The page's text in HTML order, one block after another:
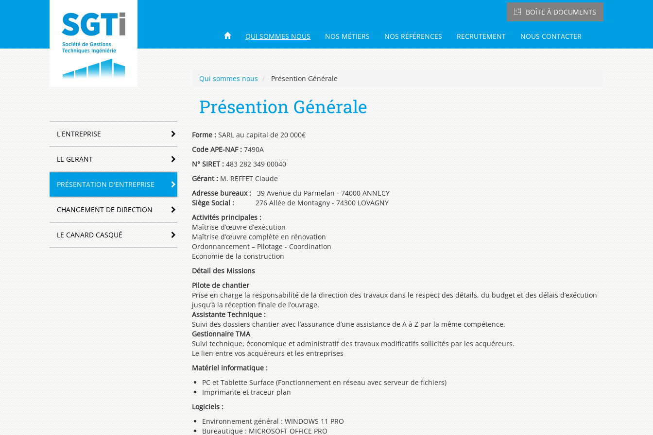
sgti BOÎTE À DOCUMENTS
Navigation
principale
QUI SOMMES NOUS NOS MÉTIERS NOS RÉFÉRENCES RECRUTEMENT NOUS CONTACTER
Navigation
principale
L'ENTREPRISE
LE GERANT
PRÉSENTATION D'ENTREPRISE
CHANGEMENT DE DIRECTION
LE CANARD CASQUÉ
Qui sommes nous Présention Générale
Présention Générale
Forme :SARL au capital de 20 000€
Code APE-NAF :7490A
N° SIRET :483 282 349 00040
Gérant :M. REFFET Claude
Adresse bureaux : 39 Avenue du Parmelan - 74000 ANNECY
Siège Social : 276 Allée de Montagny - 74300 LOVAGNY
Activités principales :
Maîtrise d’œuvre d’exécution
Maîtrise d’œuvre complète en rénovation
Ordonnancement – Pilotage - Coordination
Economie de la construction
Détail des Missions
Pilote de chantier
Prise en charge la responsabilité de la direction des travaux dans le respect des détails, du budget et des délais d’exécution
jusqu’à la réception finale de l’ouvrage.
Assistante Technique :
Suivi des dossiers chantier avec l’assurance d’une assistance de A à Z par la même compétence.
Gestionnaire TMA
Suivi technique, économique et administratif des travaux modificatifs sollicités par les acquéreurs.
Le lien entre vos acquéreurs et les entreprises
Matériel informatique :
PC et Tablette Surface (Fonctionnement en réseau avec serveur de fichiers)
Imprimante et traceur plan
Logiciels :
Environnement général : WINDOWS 11 PRO
Bureautique : MICROSOFT OFFICE PRO